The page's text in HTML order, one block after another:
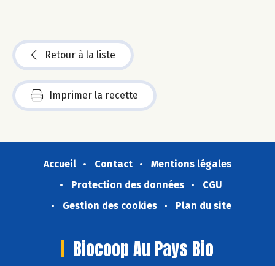
Retour à la liste
Imprimer la recette
Accueil Contact
Mentions légales
Protection des données
CGU
Gestion des cookies
Plan du site
Biocoop Au Pays Bio